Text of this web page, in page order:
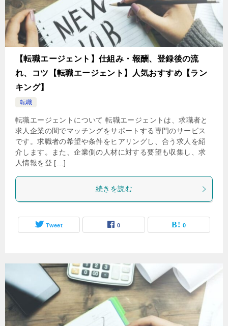
【転職エージェント】仕組み・報酬、登録後の流
れ、コツ【転職エージェント】人気おすすめ【ラン
キング】
転職
転職エージェントについて 転職エージェントは、求職者と
求人企業の間でマッチングをサポートする専門のサービス
です。求職者の希望や条件をヒアリングし、合う求人を紹
介します。また、企業側の人材に対する要望も収集し、求
人情報を登 […]
続きを読む
Tweet 0 0